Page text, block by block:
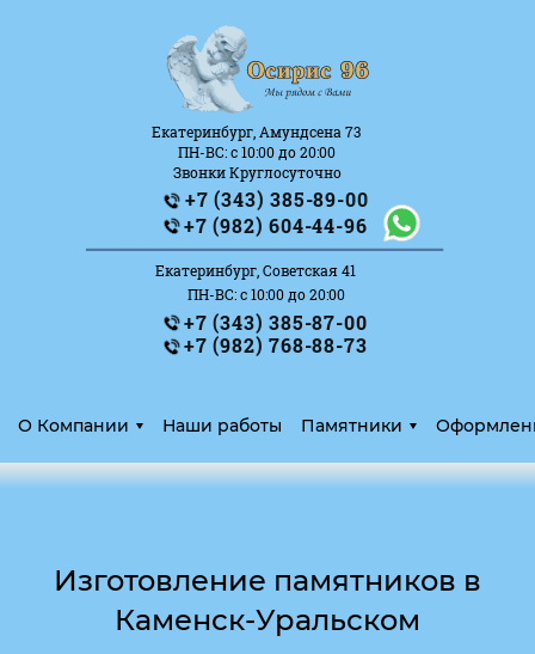
+7 (982) 604-44-96
+7 (343) 385-87-00
Екатеринбург, Амундсена 73
Екатеринбург, Советская 41
ПН-ВС: с 10:00 до 20:00
Звонки Круглосуточно
ПН-ВС: с 10:00 до 20:00
_______________________
+7 (982) 768-88-73
+7 (343) 385-89-00
О Компании Наши работы Памятники
Изготовление памятников в
Каменск-Уральском